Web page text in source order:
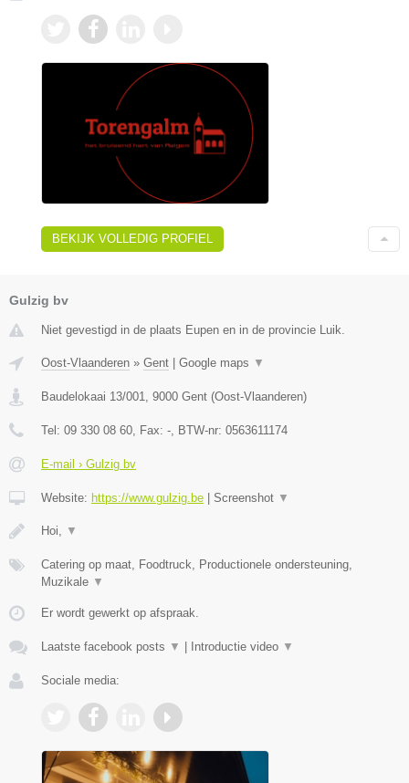
BEKIJK VOLLEDIG PROFIEL
Gulzig bv
Niet gevestigd in de plaats Eupen en in de provincie Luik.
Oost-Vlaanderen » Gent Google maps ▼
Baudelokaai 13/001 9000 Gent (Oost-Vlaanderen)
Tel: 09 330 08 60 , Fax: - , BTW-nr: 0563611174
E-mail › Gulzig bv
Website: https://www.gulzig.be Screenshot ▼
Hoi, ▼
Catering op maat, Foodtruck, Productionele ondersteuning,
Muzikale ▼
Er wordt gewerkt op afspraak.
Laatste facebook posts ▼ Introductie video ▼
Sociale media: